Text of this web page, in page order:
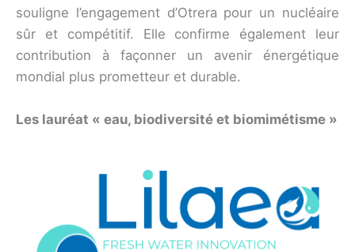
souligne l’engagement d’Otrera pour un nucléaire
sûr et compétitif. Elle confirme également leur
contribution à façonner un avenir énergétique
mondial plus prometteur et durable.
Les lauréat « eau, biodiversité et biomimétisme »